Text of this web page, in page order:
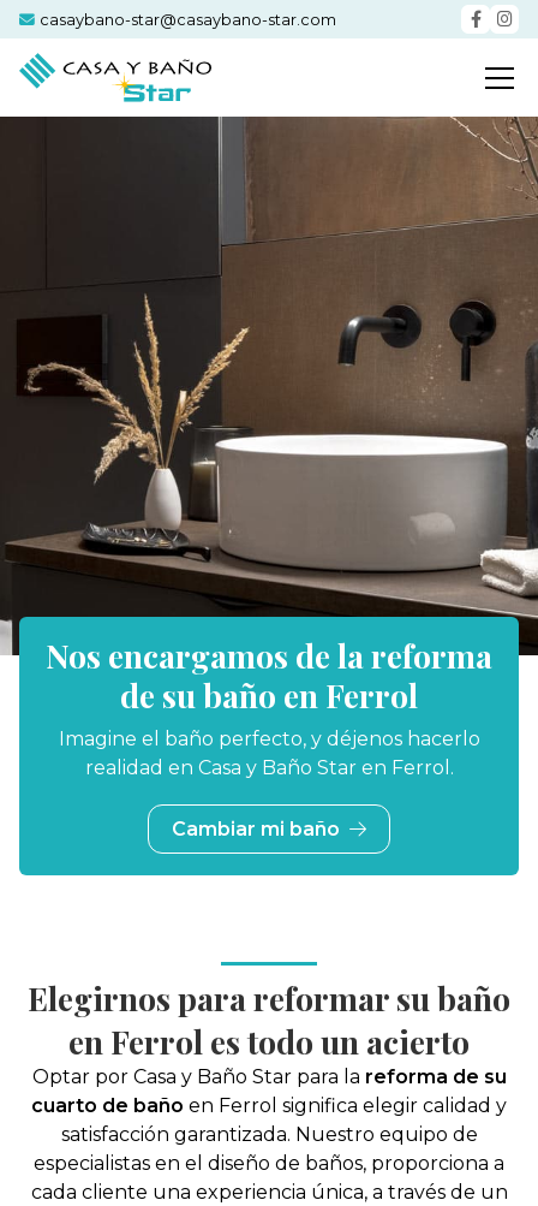
casaybano-star@casaybano-star.com
Nos encargamos de la reforma
de su baño en Ferrol
Imagine el baño perfecto, y déjenos hacerlo
realidad en Casa y Baño Star en Ferrol.
Cambiar mi baño
Elegirnos para reformar su baño
en Ferrol es todo un acierto
Optar por Casa y Baño Star para la reforma de su
cuarto de baño en Ferrol significa elegir calidad y
satisfacción garantizada. Nuestro equipo de
especialistas en el diseño de baños, proporciona a
cada cliente una experiencia única, a través de un